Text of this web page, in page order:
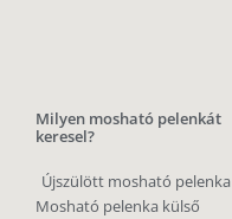
Milyen mosható pelenkát
keresel?
Újszülött mosható pelenka
Mosható pelenka külső